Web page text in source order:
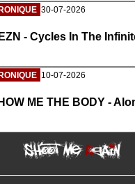
30-07-2026
- Cycles In The
10-07-2026
ME THE BODY -